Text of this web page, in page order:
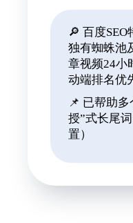
🔎 百度SEO
独有蜘蛛池
章视频24小
动端排名优
📌 已帮助
授”式长尾
置）